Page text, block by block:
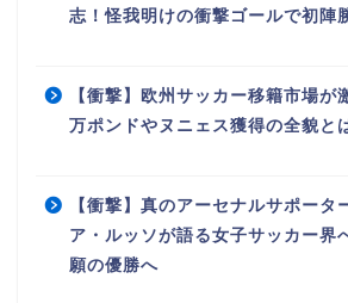
志！怪我明けの衝撃ゴールで初陣
【衝撃】欧州サッカー移籍市場が
万ポンドやヌニェス獲得の全貌と
【衝撃】真のアーセナルサポータ
ア・ルッソが語る女子サッカー界
願の優勝へ